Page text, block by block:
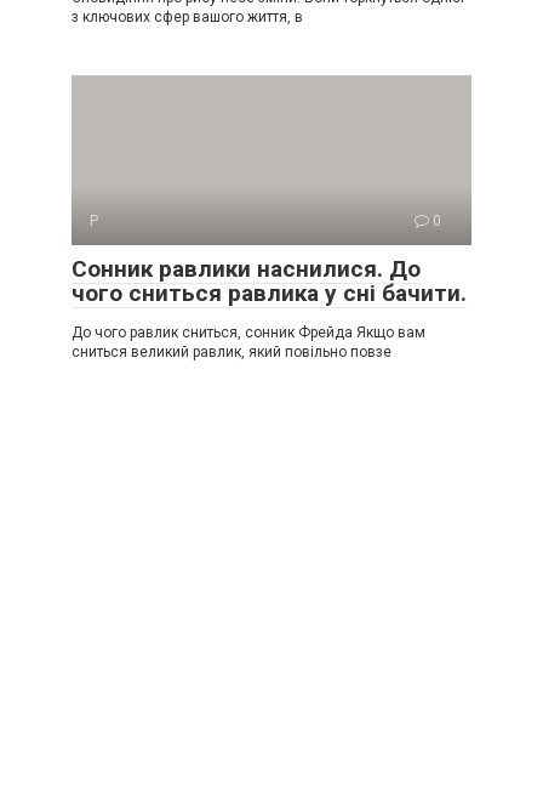
з ключових сфер вашого життя, в
Р 0
Сонник равлики наснилися. До
чого сниться равлика у сні бачити.
До чого равлик сниться, сонник Фрейда Якщо вам
сниться великий равлик, який повільно повзе